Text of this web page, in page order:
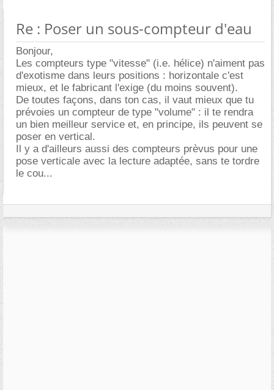
Re : Poser un sous-compteur d'eau
Bonjour,
Les compteurs type "vitesse" (i.e. hélice) n'aiment pas
d'exotisme dans leurs positions : horizontale c'est
mieux, et le fabricant l'exige (du moins souvent).
De toutes façons, dans ton cas, il vaut mieux que tu
prévoies un compteur de type "volume" : il te rendra
un bien meilleur service et, en principe, ils peuvent se
poser en vertical.
Il y a d'ailleurs aussi des compteurs prèvus pour une
pose verticale avec la lecture adaptée, sans te tordre
le cou...